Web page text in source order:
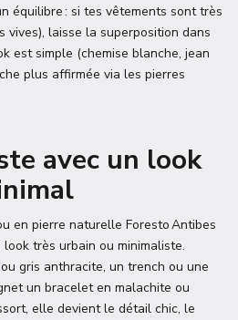
équilibre : si tes vêtements sont très
vives), laisse la superposition dans
est simple (chemise blanche, jean
plus affirmée via les pierres
avec un look
en pierre naturelle Foresto Antibes
très urbain ou minimaliste.
gris anthracite, un trench ou une
un bracelet en malachite ou
elle devient le détail chic, le